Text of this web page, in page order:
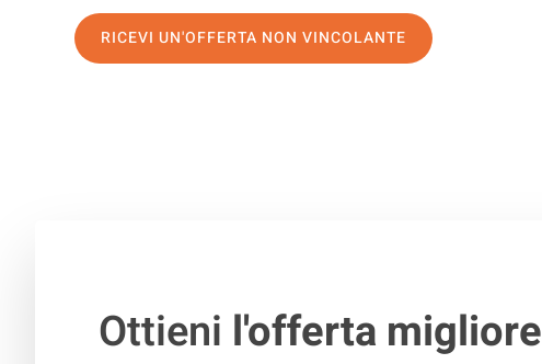
RICEVI UN'OFFERTA NON VINCOLANTE
Ottieni l'offerta migliore